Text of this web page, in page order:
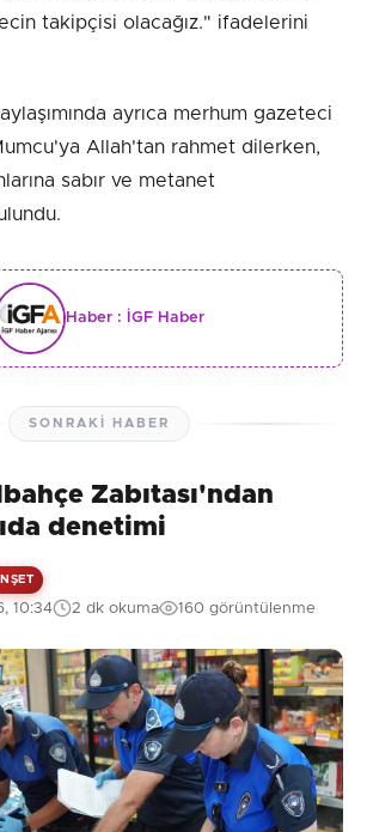
takipçisi olacağız." ifadelerini
ayrıca merhum gazeteci
Allah'tan rahmet dilerken,
sabır ve metanet
Haber : İGF Haber
SONRAKI HABER
Zabıtası'ndan
denetimi
10:34 2 dk okuma 160 görüntülenme